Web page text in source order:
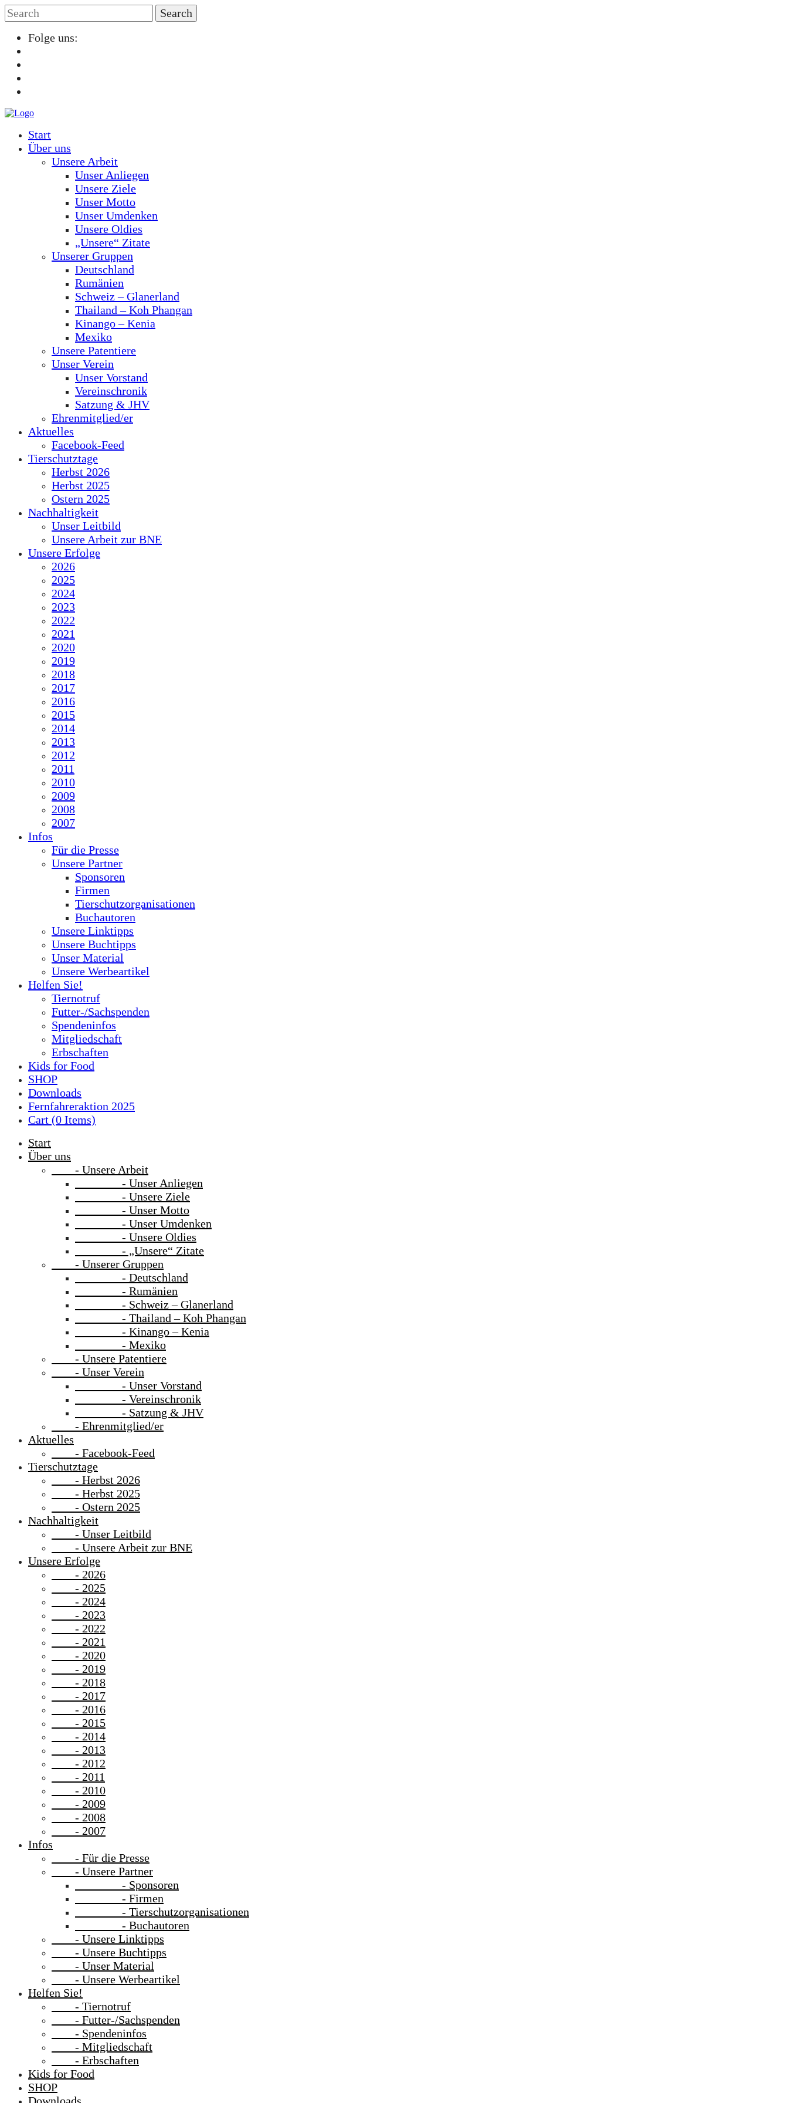
Folge uns:
Start
Über uns
Unsere Arbeit
Unser Anliegen
Unsere Ziele
Unser Motto
Unser Umdenken
Unsere Oldies
„Unsere“ Zitate
Unserer Gruppen
Deutschland
Rumänien
Schweiz – Glanerland
Thailand – Koh Phangan
Kinango – Kenia
Mexiko
Unsere Patentiere
Unser Verein
Unser Vorstand
Vereinschronik
Satzung & JHV
Ehrenmitglied/er
Aktuelles
Facebook-Feed
Tierschutztage
Herbst 2026
Herbst 2025
Ostern 2025
Nachhaltigkeit
Unser Leitbild
Unsere Arbeit zur BNE
Unsere Erfolge
2026
2025
2024
2023
2022
2021
2020
2019
2018
2017
2016
2015
2014
2013
2012
2011
2010
2009
2008
2007
Infos
Für die Presse
Unsere Partner
Sponsoren
Firmen
Tierschutzorganisationen
Buchautoren
Unsere Linktipps
Unsere Buchtipps
Unser Material
Unsere Werbeartikel
Helfen Sie!
Tiernotruf
Futter-/Sachspenden
Spendeninfos
Mitgliedschaft
Erbschaften
Kids for Food
SHOP
Downloads
Fernfahreraktion 2025
Cart (0 Items)
Start
Über uns
- Unsere Arbeit
- Unser Anliegen
- Unsere Ziele
- Unser Motto
- Unser Umdenken
- Unsere Oldies
- „Unsere“ Zitate
- Unserer Gruppen
- Deutschland
- Rumänien
- Schweiz – Glanerland
- Thailand – Koh Phangan
- Kinango – Kenia
- Mexiko
- Unsere Patentiere
- Unser Verein
- Unser Vorstand
- Vereinschronik
- Satzung & JHV
- Ehrenmitglied/er
Aktuelles
- Facebook-Feed
Tierschutztage
- Herbst 2026
- Herbst 2025
- Ostern 2025
Nachhaltigkeit
- Unser Leitbild
- Unsere Arbeit zur BNE
Unsere Erfolge
- 2026
- 2025
- 2024
- 2023
- 2022
- 2021
- 2020
- 2019
- 2018
- 2017
- 2016
- 2015
- 2014
- 2013
- 2012
- 2011
- 2010
- 2009
- 2008
- 2007
Infos
- Für die Presse
- Unsere Partner
- Sponsoren
- Firmen
- Tierschutzorganisationen
- Buchautoren
- Unsere Linktipps
- Unsere Buchtipps
- Unser Material
- Unsere Werbeartikel
Helfen Sie!
- Tiernotruf
- Futter-/Sachspenden
- Spendeninfos
- Mitgliedschaft
- Erbschaften
Kids for Food
SHOP